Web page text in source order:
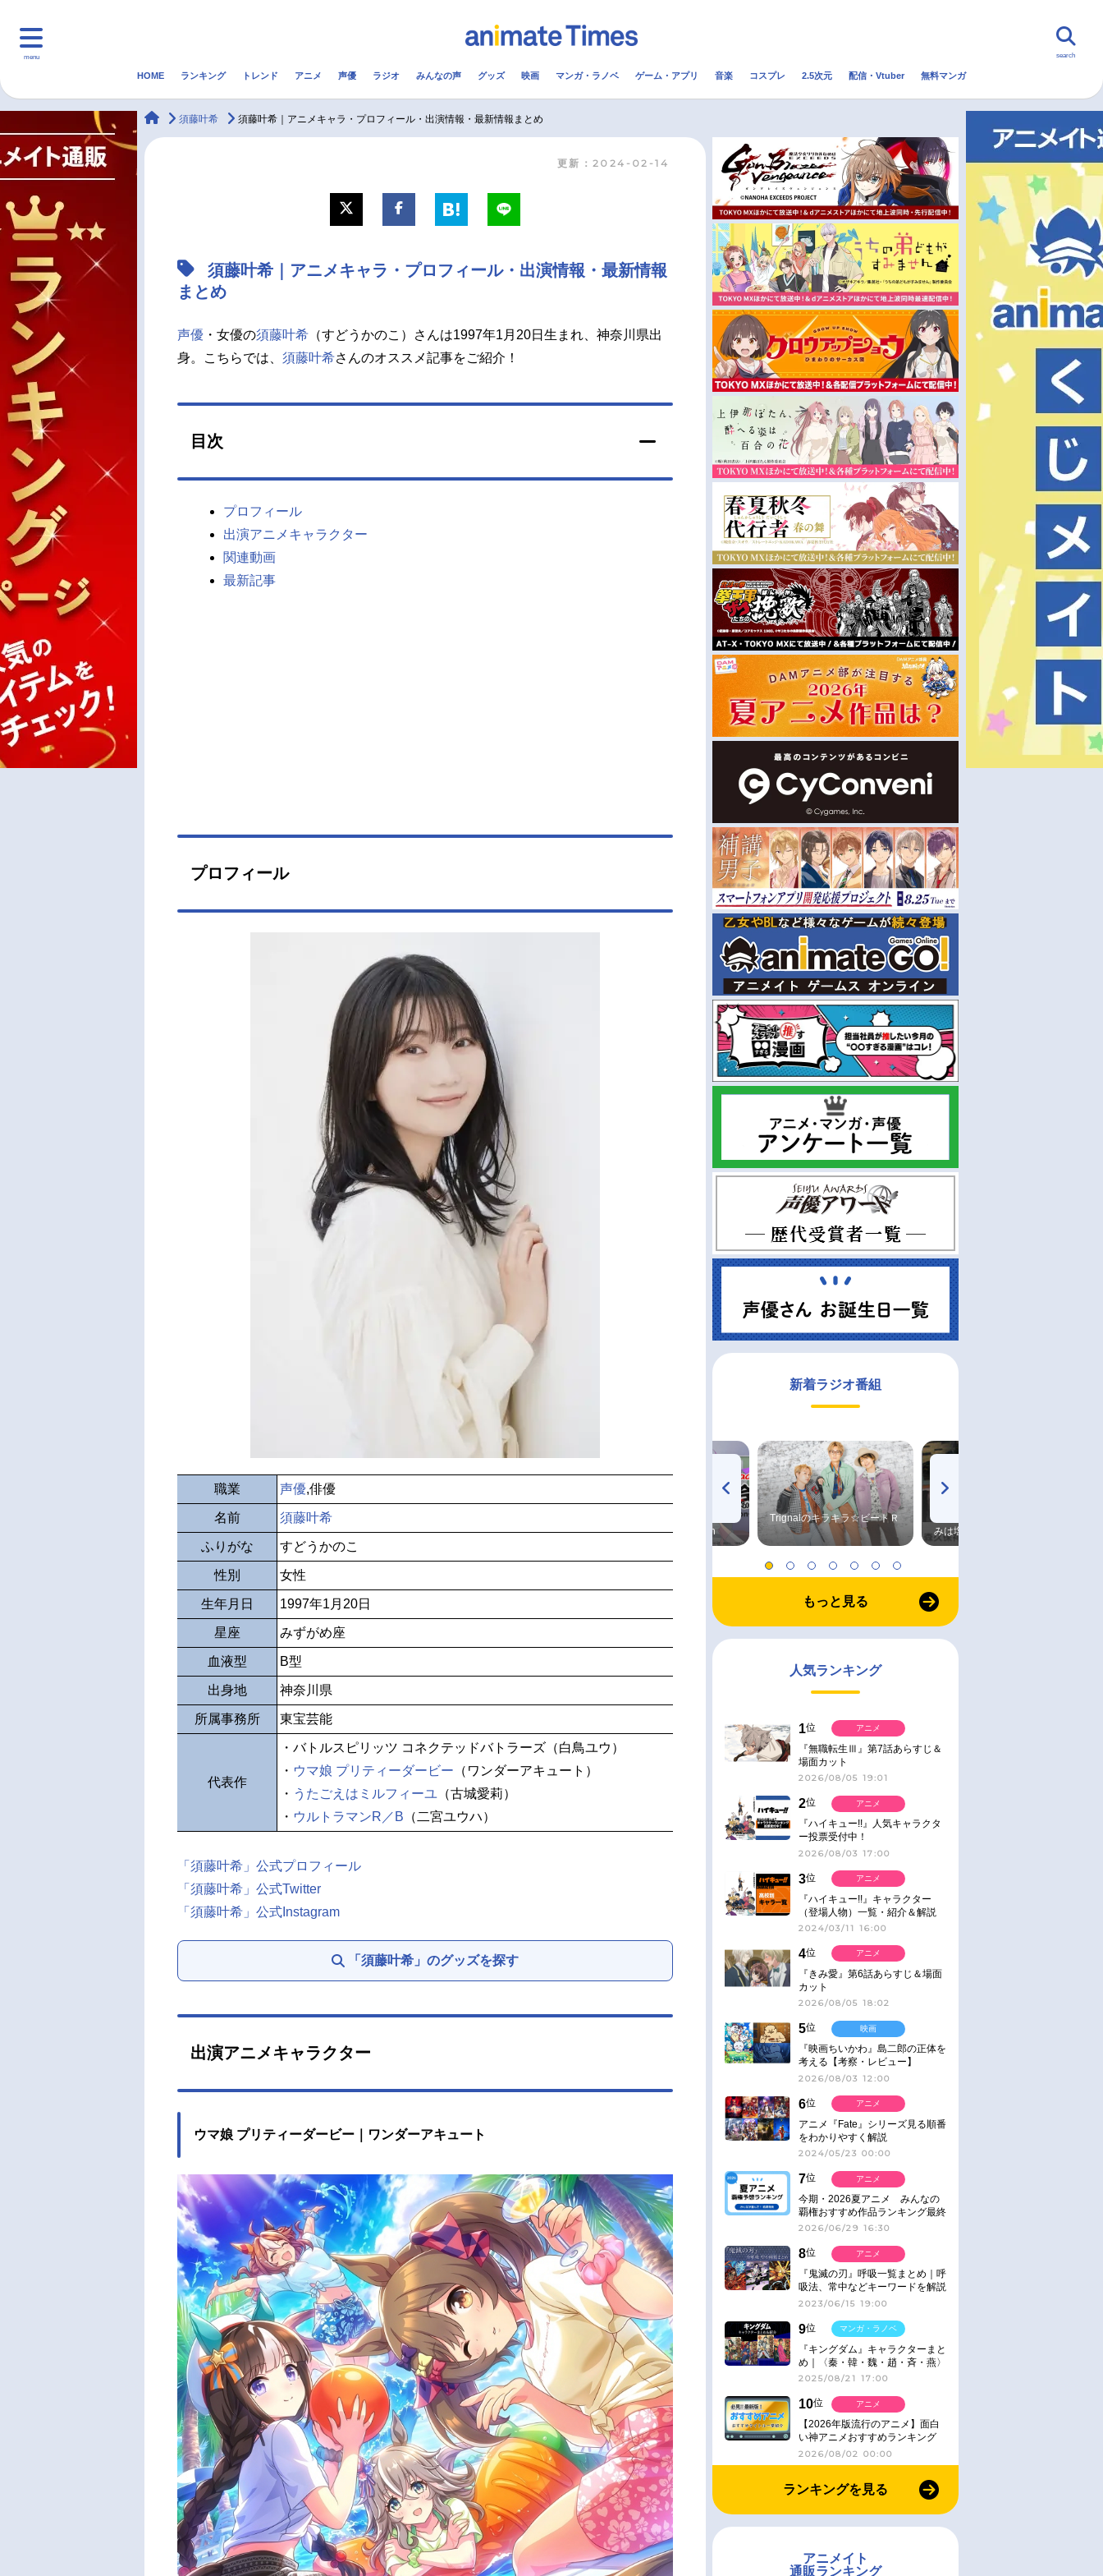
menu
マンガ・ラノベ 2.5次元 配信・Vtuber トレンド 無料マンガ
声優記事一覧
アニメ映画一覧
男性声優/女性声優一覧
今期アニメ曜日別一覧
夏アニメ
秋アニメ
冬アニメ
search
HOME ランキング トレンド アニメ 声優 ラジオ みんなの声 グッズ 映画 マンガ・ラノベ ゲーム・アプリ 音楽 コスプレ 2.5次元 配信・Vtuber 無料マンガ
animateTimes
須藤叶希 須藤叶希｜アニメキャラ・プロフィール・出演情報・最新情報まとめ
更新：2024-02-14
須藤叶希｜アニメキャラ・プロフィール・出演情報・最新情報
まとめ
声優 ・女優の須藤叶希 （すどうかのこ）さんは1997年1月20日生まれ、神奈川県出
身。こちらでは、 須藤叶希さんのオススメ記事をご紹介！
目次
プロフィール
出演アニメキャラクター
関連動画
最新記事
プロフィール
職業 声優,俳優
名前 須藤叶希
ふりがな すどうかのこ
性別 女性
生年月日 1997年1月20日
星座 みずがめ座
血液型 B型
出身地 神奈川県
所属事務所 東宝芸能
代表作
・バトルスピリッツ コネクテッドバトラーズ（白鳥ユウ）
・ ウマ娘 プリティーダービー （ワンダーアキュート）
・ うたごえはミルフィーユ （古城愛莉）
・ ウルトラマンR／B （二宮ユウハ）
「須藤叶希」公式プロフィール
「須藤叶希」公式Twitter
「須藤叶希」公式Instagram
「須藤叶希」のグッズを探す
出演アニメキャラクター
ウマ娘 プリティーダービー｜ワンダーアキュート
新着ラジオ番組
♪ in アニメイトタイムズ
radio 大直会 2nd season
Trignalのキラキラ☆ビートＲ
みは塩だけ
もっと見る
人気ランキング
1位
『無職転生Ⅲ』第7話あらすじ＆
場面カット
2026/08/05 19:01
アニメ
2位
『ハイキュー!!』人気キャラクタ
ー投票受付中！
2026/08/03 17:00
アニメ
3位
『ハイキュー!!』キャラクター
（登場人物）一覧・紹介＆解説
2024/03/11 16:00
アニメ
4位
『きみ愛』第6話あらすじ＆場面
カット
2026/08/05 18:02
アニメ
5位
『映画ちいかわ』島二郎の正体を
考える【考察・レビュー】
2026/08/03 12:00
映画
6位
アニメ『Fate』シリーズ見る順番
をわかりやすく解説
2024/05/23 00:00
アニメ
7位
今期・2026夏アニメ みんなの
覇権おすすめ作品ランキング最終
結果発表！
2026/06/29 16:30
アニメ
8位
『鬼滅の刃』呼吸一覧まとめ｜呼
吸法、常中などキーワードを解説
2023/06/15 19:00
アニメ
9位
『キングダム』キャラクターまと
め｜〈秦・韓・魏・趙・斉・燕〉
2025/08/21 17:00
マンガ・ラノベ
10位
【2026年版流行のアニメ】面白
い神アニメおすすめランキング
【名作・話題作】｜ジャンル別人
気作品をピックアップ
2026/08/02 00:00
アニメ
ランキングを見る
アニメイト
通販ランキング